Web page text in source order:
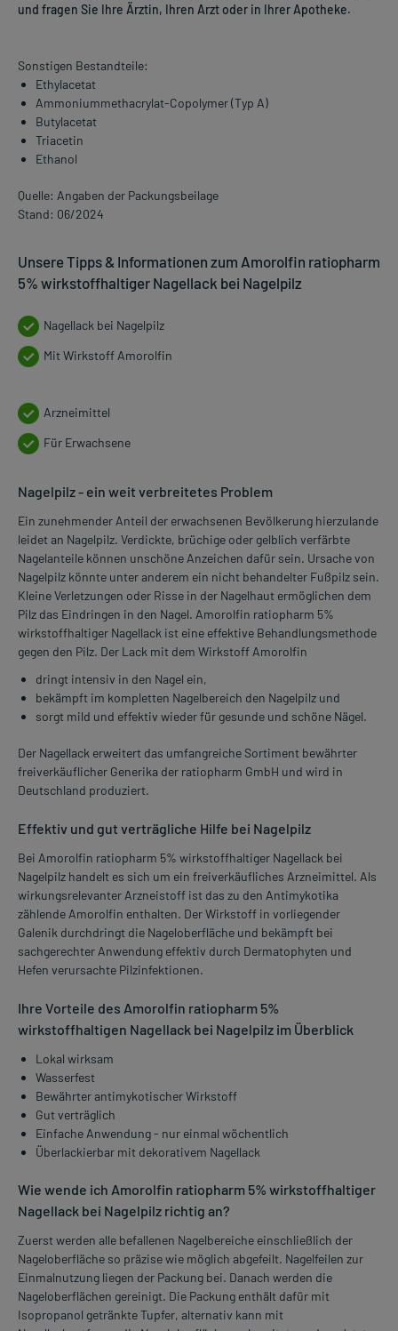
und fragen Sie Ihre Ärztin, Ihren Arzt oder in Ihrer Apotheke.
Sonstigen Bestandteile:
Ethylacetat
Ammoniummethacrylat-Copolymer (Typ A)
Butylacetat
Triacetin
Ethanol
Quelle: Angaben der Packungsbeilage
Stand: 06/2024
Unsere Tipps & Informationen zum Amorolfin ratiopharm
5% wirkstoffhaltiger Nagellack bei Nagelpilz
Nagellack bei Nagelpilz
Mit Wirkstoff Amorolfin
Arzneimittel
Für Erwachsene
Nagelpilz - ein weit verbreitetes Problem
Ein zunehmender Anteil der erwachsenen Bevölkerung hierzulande
leidet an Nagelpilz. Verdickte, brüchige oder gelblich verfärbte
Nagelanteile können unschöne Anzeichen dafür sein. Ursache von
Nagelpilz könnte unter anderem ein nicht behandelter Fußpilz sein.
Kleine Verletzungen oder Risse in der Nagelhaut ermöglichen dem
Pilz das Eindringen in den Nagel. Amorolfin ratiopharm 5%
wirkstoffhaltiger Nagellack ist eine effektive Behandlungsmethode
gegen den Pilz. Der Lack mit dem Wirkstoff Amorolfin
dringt intensiv in den Nagel ein,
bekämpft im kompletten Nagelbereich den Nagelpilz und
sorgt mild und effektiv wieder für gesunde und schöne Nägel.
Der Nagellack erweitert das umfangreiche Sortiment bewährter
freiverkäuflicher Generika der ratiopharm GmbH und wird in
Deutschland produziert.
Effektiv und gut verträgliche Hilfe bei Nagelpilz
Bei Amorolfin ratiopharm 5% wirkstoffhaltiger Nagellack bei
Nagelpilz handelt es sich um ein freiverkäufliches Arzneimittel. Als
wirkungsrelevanter Arzneistoff ist das zu den Antimykotika
zählende Amorolfin enthalten. Der Wirkstoff in vorliegender
Galenik durchdringt die Nageloberfläche und bekämpft bei
sachgerechter Anwendung effektiv durch Dermatophyten und
Hefen verursachte Pilzinfektionen.
Ihre Vorteile des Amorolfin ratiopharm 5%
wirkstoffhaltigen Nagellack bei Nagelpilz im Überblick
Lokal wirksam
Wasserfest
Bewährter antimykotischer Wirkstoff
Gut verträglich
Einfache Anwendung - nur einmal wöchentlich
Überlackierbar mit dekorativem Nagellack
Wie wende ich Amorolfin ratiopharm 5% wirkstoffhaltiger
Nagellack bei Nagelpilz richtig an?
Zuerst werden alle befallenen Nagelbereiche einschließlich der
Nageloberfläche so präzise wie möglich abgefeilt. Nagelfeilen zur
Einmalnutzung liegen der Packung bei. Danach werden die
Nageloberflächen gereinigt. Die Packung enthält dafür mit
Isopropanol getränkte Tupfer, alternativ kann mit